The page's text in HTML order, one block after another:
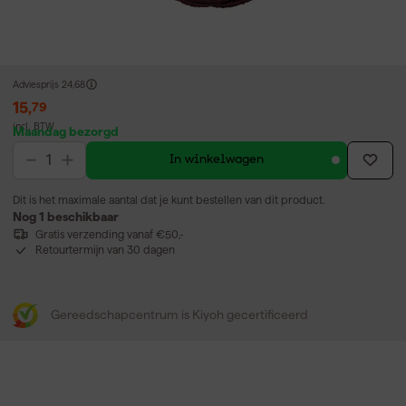
Adviesprijs 24,68
15,79
incl. BTW
Maandag bezorgd
In winkelwagen
Dit is het maximale aantal dat je kunt bestellen van dit product.
Nog 1 beschikbaar
Gratis verzending vanaf €50,-
Retourtermijn van 30 dagen
Gereedschapcentrum is Kiyoh gecertificeerd